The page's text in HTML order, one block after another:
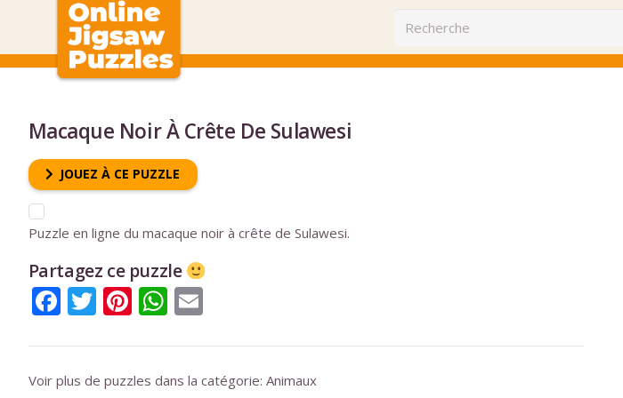
Macaque Noir À Crête De Sulawesi
JOUEZ À CE PUZZLE
Puzzle en ligne du macaque noir à crête de Sulawesi.
Partagez ce puzzle
Facebook
Twitter
Pinterest
WhatsApp
Email
Voir plus de puzzles dans la catégorie: Animaux